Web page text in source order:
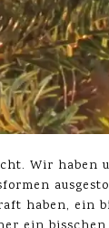
Wir haben
haben, ein